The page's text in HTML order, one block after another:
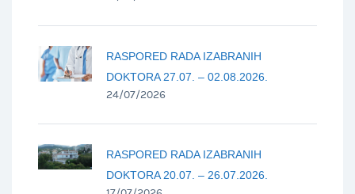
RASPORED RADA IZABRANIH
DOKTORA 27.07. – 02.08.2026.
24/07/2026
RASPORED RADA IZABRANIH
DOKTORA 20.07. – 26.07.2026.